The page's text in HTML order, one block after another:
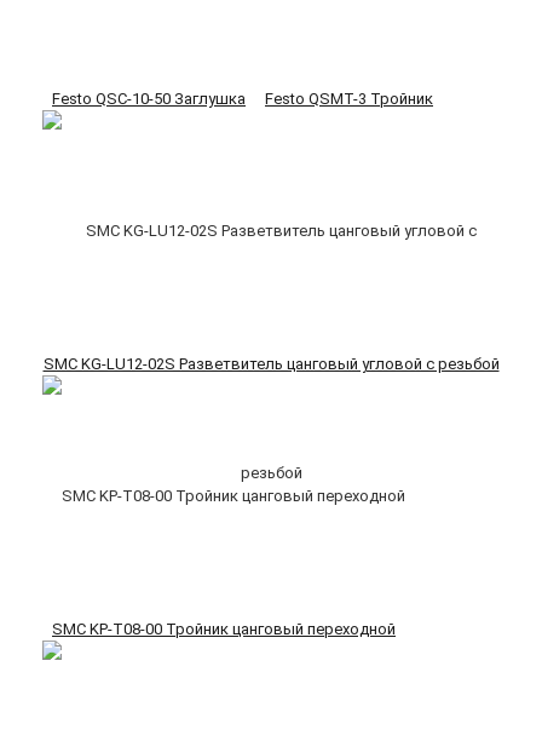
Festo QSC-10-50 Заглушка Festo QSMT-3 Тройник
SMC KG-LU12-02S Разветвитель цанговый угловой с резьбой
SMC KP-T08-00 Тройник цанговый переходной